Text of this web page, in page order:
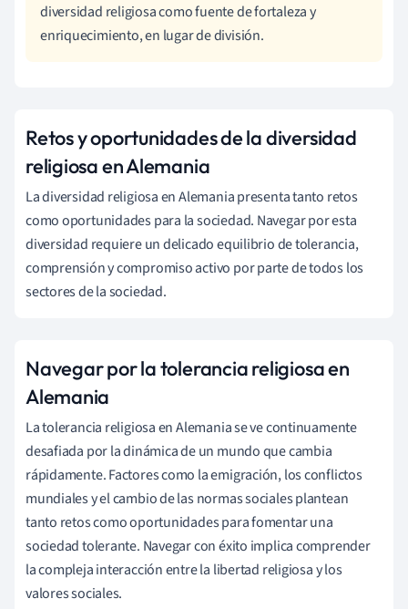
diversidad religiosa como fuente de fortaleza y
enriquecimiento, en lugar de división.
Retos y oportunidades de la diversidad
religiosa en Alemania
La diversidad religiosa en Alemania presenta tanto retos
como oportunidades para la sociedad. Navegar por esta
diversidad requiere un delicado equilibrio de tolerancia,
comprensión y compromiso activo por parte de todos los
sectores de la sociedad.
Navegar por la tolerancia religiosa en
Alemania
La tolerancia religiosa en Alemania se ve continuamente
desafiada por la dinámica de un mundo que cambia
rápidamente. Factores como la emigración, los conflictos
mundiales y el cambio de las normas sociales plantean
tanto retos como oportunidades para fomentar una
sociedad tolerante. Navegar con éxito implica comprender
la compleja interacción entre la libertad religiosa y los
valores sociales.